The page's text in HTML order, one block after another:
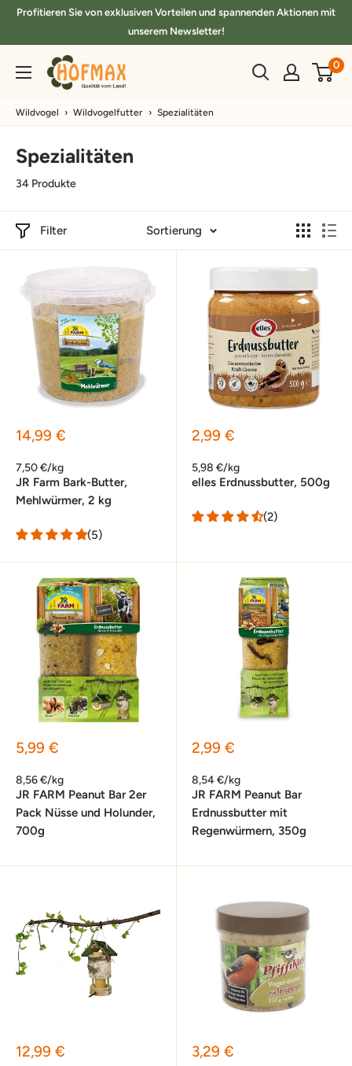
DirektProfitieren Sie von exklusiven Vorteilen und spannenden Aktionen mit
unserem Newsletter!
hofmax.de 0
Wildvogel › Wildvogelfutter › Spezialitäten
Spezialitäten
34 Produkte
Filter Sortierung
Sonderpreis
14,99 €
7,50 €/kg
JR Farm Bark-Butter,
Mehlwürmer, 2 kg
(5)
Sonderpreis
2,99 €
5,98 €/kg
elles Erdnussbutter, 500g
(2)
Sonderpreis
5,99 €
8,56 €/kg
JR FARM Peanut Bar 2er
Pack Nüsse und Holunder,
700g
Sonderpreis
2,99 €
8,54 €/kg
JR FARM Peanut Bar
Erdnussbutter mit
Regenwürmern, 350g
Sonderpreis
12,99 € Sonderpreis
3,29 €